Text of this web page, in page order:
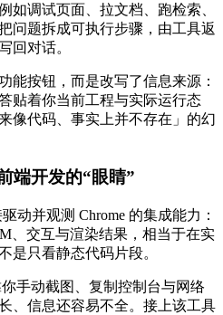
调试页面、拉文档、跑检索、
问题拆成可执行步骤，由工具返
回对话。
能按钮，而是改写了信息来源：
贴着你当前工程与实际运行态
像代码、事实上并不存在」的幻
端开发的“眼睛”
动并观测 Chrome 的集成能力：
、交互与渲染结果，相当于在实
是只看静态代码片段。
手动截图、复制控制台与网络
、信息还容易不全。接上该工具